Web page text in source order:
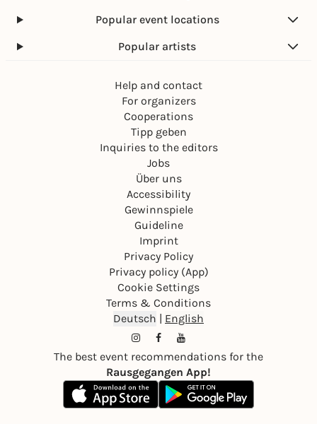
Popular event locations
Popular artists
Help and contact
For organizers
Cooperations
Tipp geben
Inquiries to the editors
Jobs
Über uns
Accessibility
Gewinnspiele
Guideline
Imprint
Privacy Policy
Privacy policy (App)
Cookie Settings
Terms & Conditions
Deutsch | English
The best event recommendations for the
Rausgegangen App!